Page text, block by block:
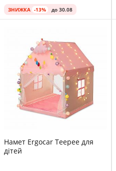
ЗНИЖКА -13% до 30.08
Намет Ergocar Teepee для
дітей